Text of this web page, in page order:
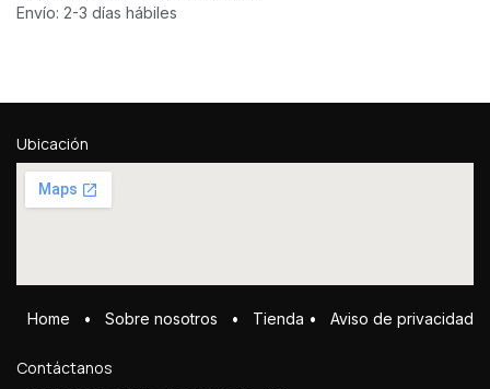
Envío: 2-3 días hábiles
Ubicación
Home • Sobre ​n​osotros • Tienda • Aviso de privacidad
Contáctanos